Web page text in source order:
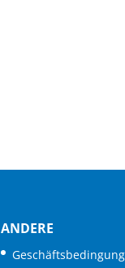
ANDERE